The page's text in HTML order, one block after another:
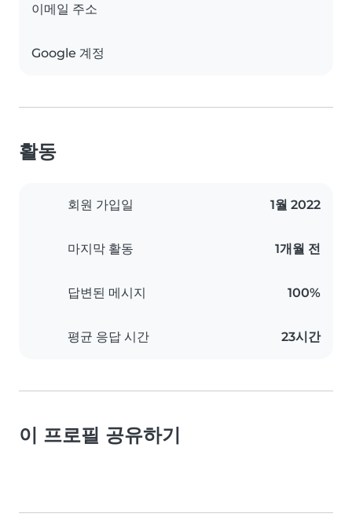
이메일 주소
Google 계정
활동
회원 가입일 1월 2022
마지막 활동 1개월 전
답변된 메시지 100%
평균 응답 시간 23시간
이 프로필 공유하기